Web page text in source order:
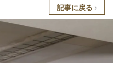
記事に戻る